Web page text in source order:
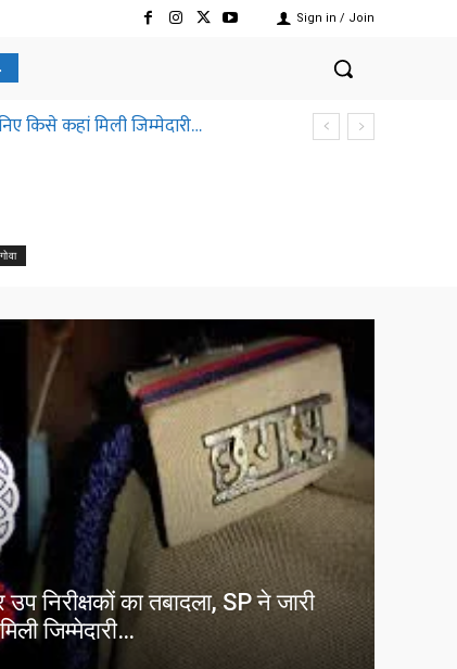
Sign in / Join
किसे कहां मिली जिम्मेदारी…
हाईकोर्ट ने क्यों कहा ऐसा
गोवा
निरीक्षकों का तबादला, SP ने जारी
जिम्मेदारी…